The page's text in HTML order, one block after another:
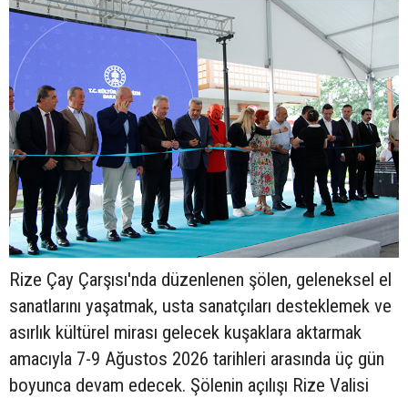
Rize Çay Çarşısı'nda düzenlenen şölen, geleneksel el
sanatlarını yaşatmak, usta sanatçıları desteklemek ve
asırlık kültürel mirası gelecek kuşaklara aktarmak
amacıyla 7-9 Ağustos 2026 tarihleri arasında üç gün
boyunca devam edecek. Şölenin açılışı Rize Valisi